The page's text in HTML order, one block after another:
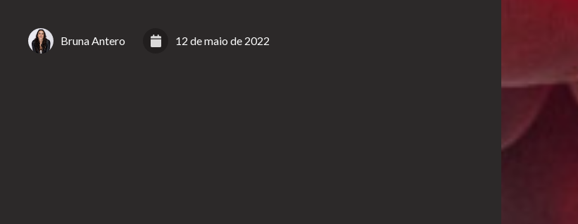
Bruna Antero 12 de maio de 2022